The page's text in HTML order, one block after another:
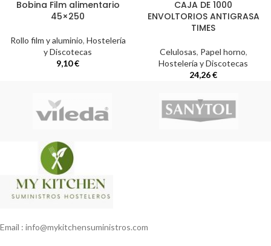
Bobina Film alimentario
45×250
Rollo film y aluminio, Hostelería
y Discotecas
9,10€
CAJA DE 1000
ENVOLTORIOS ANTIGRASA
TIMES
Celulosas, Papel horno,
Hostelería y Discotecas
24,26€
Email : info@mykitchensuministros.com